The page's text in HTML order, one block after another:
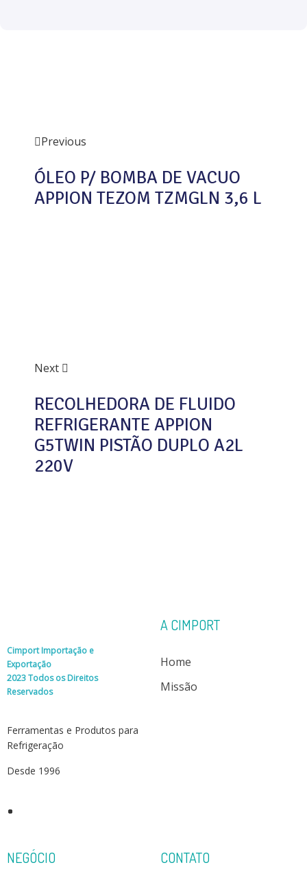
Previous
ÓLEO P/ BOMBA DE VACUO
APPION TEZOM TZMGLN 3,6 L
Next
RECOLHEDORA DE FLUIDO
REFRIGERANTE APPION
G5TWIN PISTÃO DUPLO A2L
220V
Cimport Importação e
Exportação
2023 Todos os Direitos
Reservados
Ferramentas e Produtos para
Refrigeração
Desde 1996
A CIMPORT
Home
Missão
NEGÓCIO CONTATO